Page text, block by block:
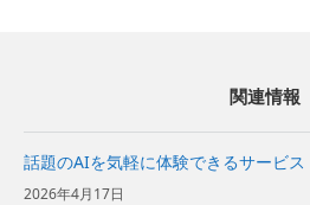
関連情報
話題のAIを気軽に体験できるサービ
2026年4月17日